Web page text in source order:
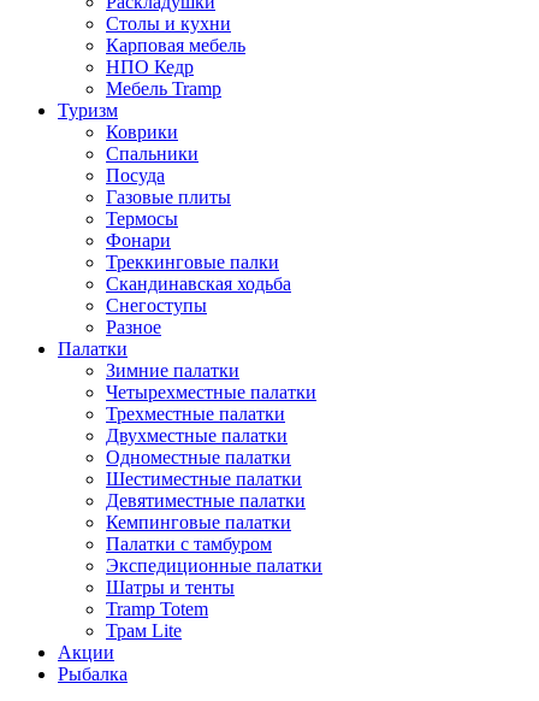
Столы и кухни
Карповая мебель
НПО Кедр
Мебель Tramp
Туризм
Коврики
Спальники
Посуда
Газовые плиты
Термосы
Фонари
Треккинговые палки
Скандинавская ходьба
Снегоступы
Разное
Палатки
Зимние палатки
Четырехместные палатки
Трехместные палатки
Двухместные палатки
Одноместные палатки
Шестиместные палатки
Девятиместные палатки
Кемпинговые палатки
Палатки с тамбуром
Экспедиционные палатки
Шатры и тенты
Tramp Totem
Трам Lite
Акции
Рыбалка